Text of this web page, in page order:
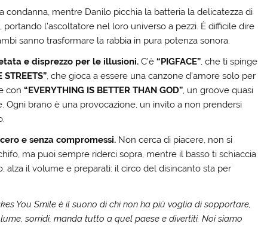
mentre Danilo picchia la batteria la delicatezza di
l’ascoltatore nel loro universo a pezzi. È difficile dire
sanno trasformare la rabbia in pura potenza sonora.
e disprezzo per le illusioni. C’è“PIGFACE”, che ti spinge
STREETS”, che gioca a essere una canzone d’amore solo per
con“EVERYTHING IS BETTER THAN GOD”, un groove quasi
brano è una provocazione, un invito a non prendersi
e senza compromessi. Non cerca di piacere, non si
ma puoi sempre riderci sopra, mentre il basso ti schiaccia
il volume e preparati: il circo del disincanto sta per
You Smile è il suono di chi non ha più voglia di sopportare,
sorridi, manda tutto a quel paese e divertiti. Noi siamo